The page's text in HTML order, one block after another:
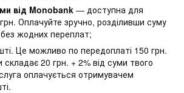
від Monobank — доступна для
Оплачуйте зручно, розділивши суму
без жодних переплат;
Це можливо по передоплаті 150 грн.
складає 20 грн. + 2% від суми твого
оплачується отримувачем